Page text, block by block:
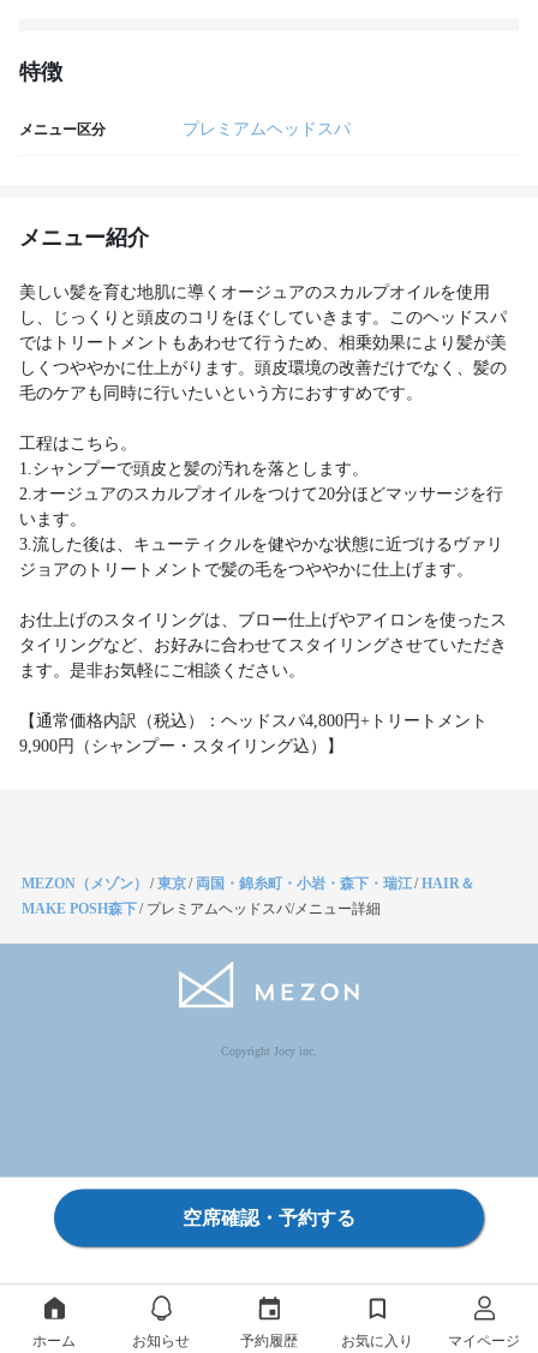
特徴
メニュー区分 プレミアムヘッドスパ
メニュー紹介
美しい髪を育む地肌に導くオージュアのスカルプオイルを使用
し、じっくりと頭皮のコリをほぐしていきます。このヘッドスパ
ではトリートメントもあわせて行うため、相乗効果により髪が美
しくつややかに仕上がります。頭皮環境の改善だけでなく、髪の
毛のケアも同時に行いたいという方におすすめです。
工程はこちら。
1.シャンプーで頭皮と髪の汚れを落とします。
2.オージュアのスカルプオイルをつけて20分ほどマッサージを行
います。
3.流した後は、キューティクルを健やかな状態に近づけるヴァリ
ジョアのトリートメントで髪の毛をつややかに仕上げます。
お仕上げのスタイリングは、ブロー仕上げやアイロンを使ったス
タイリングなど、お好みに合わせてスタイリングさせていただき
ます。是非お気軽にご相談ください。
【通常価格内訳（税込）：ヘッドスパ4,800円+トリートメント
9,900円（シャンプー・スタイリング込）】
MEZON（メゾン） /東京/ 両国・錦糸町・小岩・森下・瑞江/HAIR＆
MAKE POSH森下/ プレミアムヘッドスパ/メニュー詳細
Copyright Jocy inc.
空席確認・予約する
ホーム お知らせ 予約履歴 お気に入り マイページ